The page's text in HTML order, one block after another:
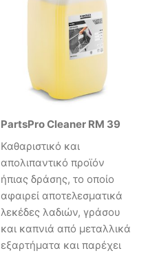
PartsPro Cleaner RM 39
Καθαριστικό και
απολιπαντικό προϊόν
ήπιας δράσης, το οποίο
αφαιρεί αποτελεσματικά
λεκέδες λαδιών, γράσου
και καπνιά από μεταλλικά
εξαρτήματα και παρέχει